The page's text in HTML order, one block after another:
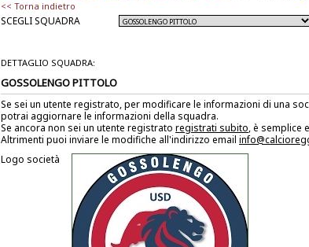
<< Torna indietro
SCEGLI SQUADRA
DETTAGLIO SQUADRA:
GOSSOLENGO PITTOLO
Se sei un utente registrato, per modificare le informazioni di una
potrai aggiornare le informazioni della squadra.
Se ancora non sei un utente registrato registrati subito, è semplice
Altrimenti puoi inviare le modifiche all'indirizzo email
Logo società